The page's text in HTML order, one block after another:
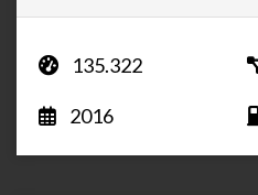
135.322
2016